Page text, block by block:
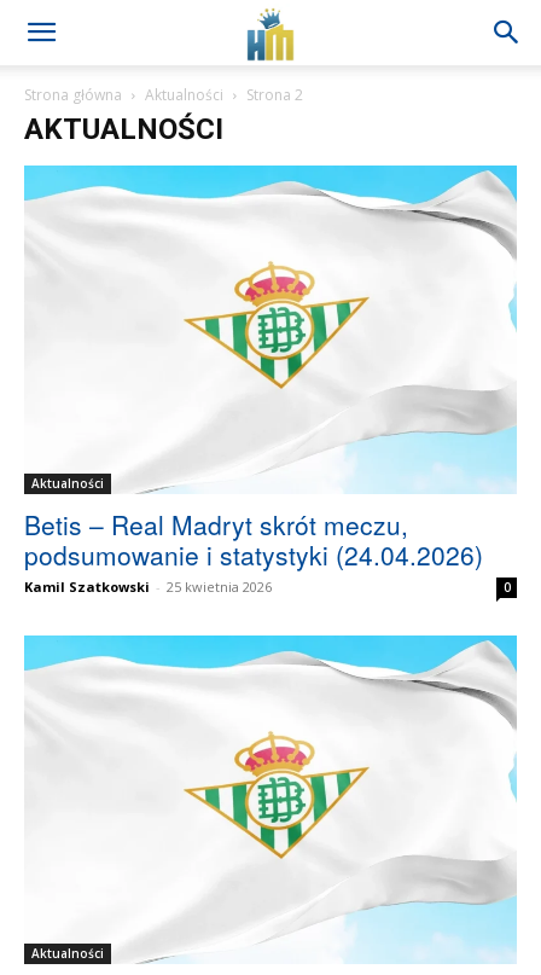
Strona główna Aktualności Strona 2
AKTUALNOŚCI
Aktualności
Betis – Real Madryt skrót meczu,
podsumowanie i statystyki (24.04.2026)
Kamil Szatkowski - 25 kwietnia 2026 0
Aktualności